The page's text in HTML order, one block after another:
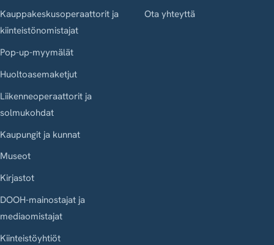
Kauppakeskusoperaattorit ja
kiinteistönomistajat
Pop-up-myymälät
Huoltoasemaketjut
Liikenneoperaattorit ja
solmukohdat
Kaupungit ja kunnat
Museot
Kirjastot
DOOH-mainostajat ja
mediaomistajat
Kiinteistöyhtiöt
Ota yhteyttä